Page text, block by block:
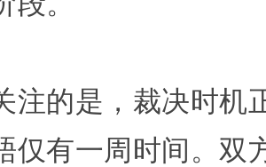
注的是，裁决时机
仅有一周时间。双